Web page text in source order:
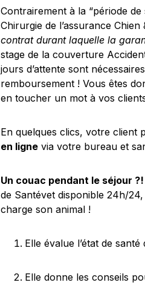
Contrairement à la “période
Chirurgie de l’assurance Chien
contrat durant laquelle la
stage de la couverture
jours d’attente sont
remboursement ! Vous êtes
en toucher un mot à vos
En quelques clics, votre client
en ligne via votre bureau et
Un couac pendant le séjour ?!
de Santévet disponible 24h/
charge son animal !
Elle évalue l’état de santé
Elle donne les conseils